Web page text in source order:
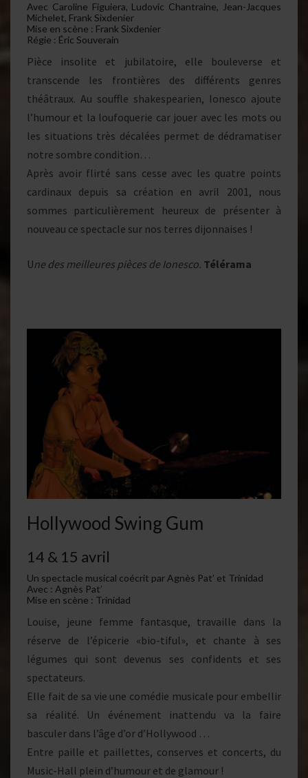
Avec Caroline Figuiera, Ludovic Chantraine, Jean-Jacques
Michelet, Frank Sixdenier
Mise en scène : Frank Sixdenier
Régie : Éric Souverain
Pièce insolite et jubilatoire, elle bouleverse et
transcende les frontières des différents genres
théâtraux. Au souffle shakespearien, Ionesco ajoute
l’humour et la loufoquerie car jouer avec les mots ou
les situations très décalées permet de dédramatiser
notre sombre condition…
Après avoir flirté sans cesse avec les quatre points
cardinaux depuis sa création en avril 2001, nous
sommes particulièrement heureux de présenter à
nouveau ce spectacle sur nos terres dijonnaises !
Une des meilleures pièces de Ionesco. Télérama
Hollywood Swing Gum
14 & 15 avril
Un spectacle musical coécrit par Agnès Pat’ et Trinidad
Avec : Agnès Pat’
Mise en scène : Trinidad
Louise, jeune femme fantasque, travaille dans la
réserve de l’épicerie «bio-tiful», et chante à ses
légumes qui sont devenus ses confidents et ses
spectateurs.
Elle fait de sa vie une comédie musicale pour embellir
sa réalité. Un événement inattendu va la faire
basculer dans l’âge d’or d’Hollywood …
Entre paille et paillettes, conserves et concerts, du
Music-Hall plein d’humour et de glamour !